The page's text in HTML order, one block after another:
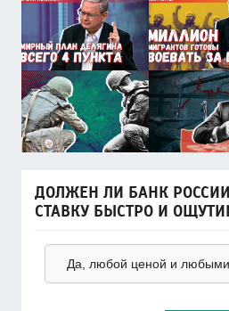
ДОЛЖЕН ЛИ БАНК
СТАВКУ БЫСТРО И